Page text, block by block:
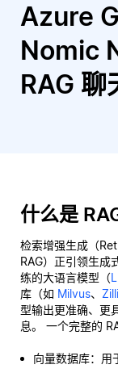
Azure
Nomic
RAG 聊
什么是
检索增强生成（
RAG）正引领生成
练的大语言模型（
库（如 Milvus、
型输出更准确、更
息。 一个完整的
向量数据库：用